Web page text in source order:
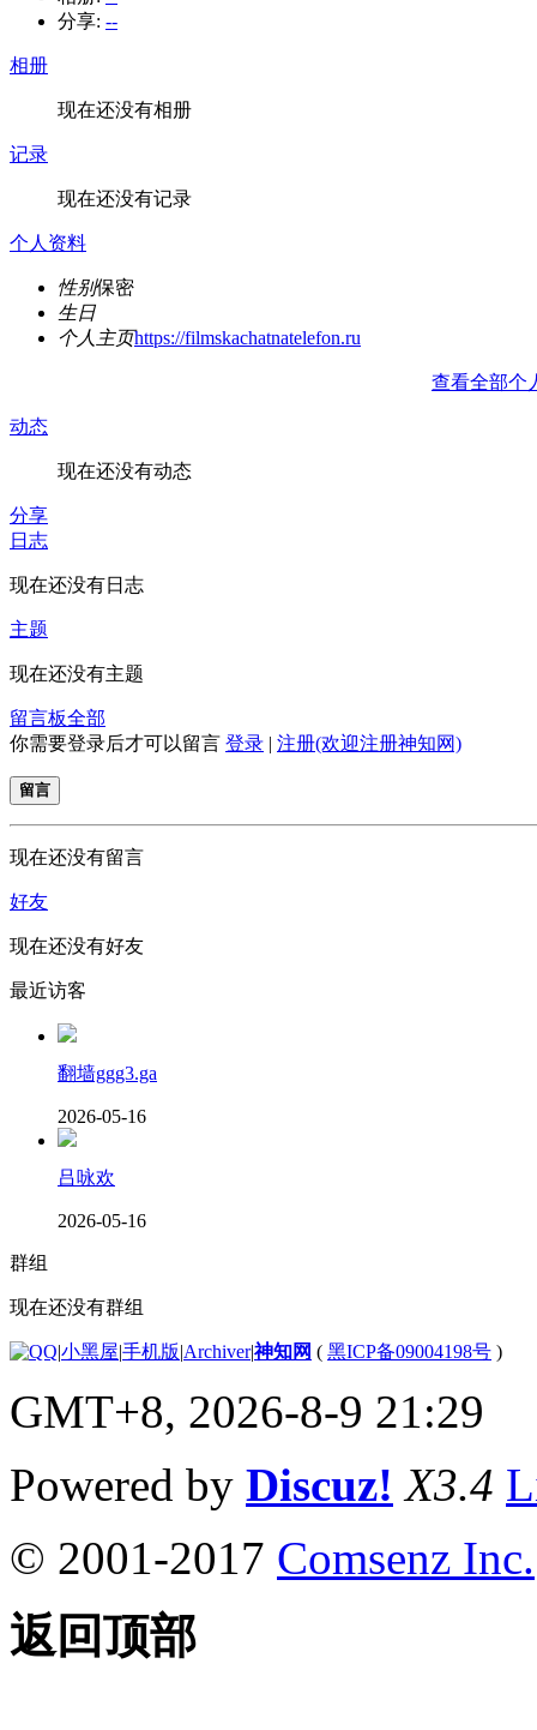
分享: --
相册
现在还没有相册
记录
现在还没有记录
个人资料
性别保密
生日
个人主页https://filmskachatnatelefon.ru
查看全部个
动态
现在还没有动态
分享
日志
现在还没有日志
主题
现在还没有主题
留言板全部
你需要登录后才可以留言 登录 | 注册(欢迎注册神知网)
留言
现在还没有留言
好友
现在还没有好友
最近访客
翻墙ggg3.ga
2026-05-16
吕咏欢
2026-05-16
群组
现在还没有群组
|小黑屋|手机版|Archiver|神知网 ( 黑ICP备09004198号 )
GMT+8, 2026-8-9 21:29
Powered by Discuz! X3.4
© 2001-2017 Comsenz Inc.
返回顶部